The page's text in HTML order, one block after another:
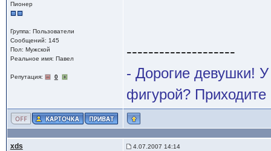
Пионер
Группа: Пользователи
Сообщений: 145
Пол: Мужской
Реальное имя: Павел
Репутация: 0
--------------------
- Дорогие девушки!
фигурой?
xds 4.07.2007 14:14